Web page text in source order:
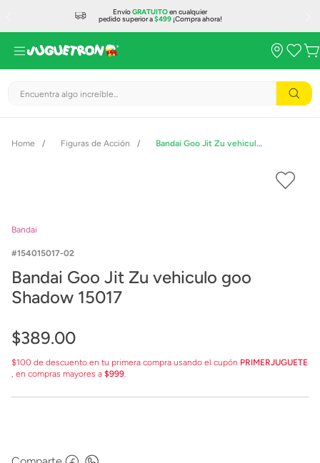
EnvíoGRATUITOen cualquier
pedido superior a$499¡Compra ahora!
Encuentra algo increíble...
Figuras de Acción Bandai Goo Jit Zu vehiculo goo Shadow 15017
Bandai
154015017-02
Bandai Goo Jit Zu vehiculo goo
Shadow 15017
$389.00
$100 de descuento en tu primera compra usando el cupón PRIMERJUGUETE
, en compras mayores a $999.